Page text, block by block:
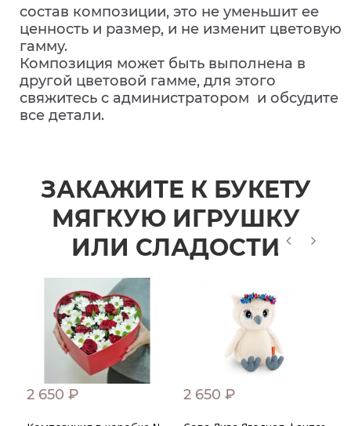
состав композиции, это не уменьшит ее
ценность и размер, и не изменит цветовую
гамму.
Композиция может быть выполнена в
другой цветовой гамме, для этого
свяжитесь с администратором и обсудите
все детали.
ЗАКАЖИТЕ К БУКЕТУ
МЯГКУЮ ИГРУШКУ
ИЛИ СЛАДОСТИ
2 650 ₽ 2 650 ₽